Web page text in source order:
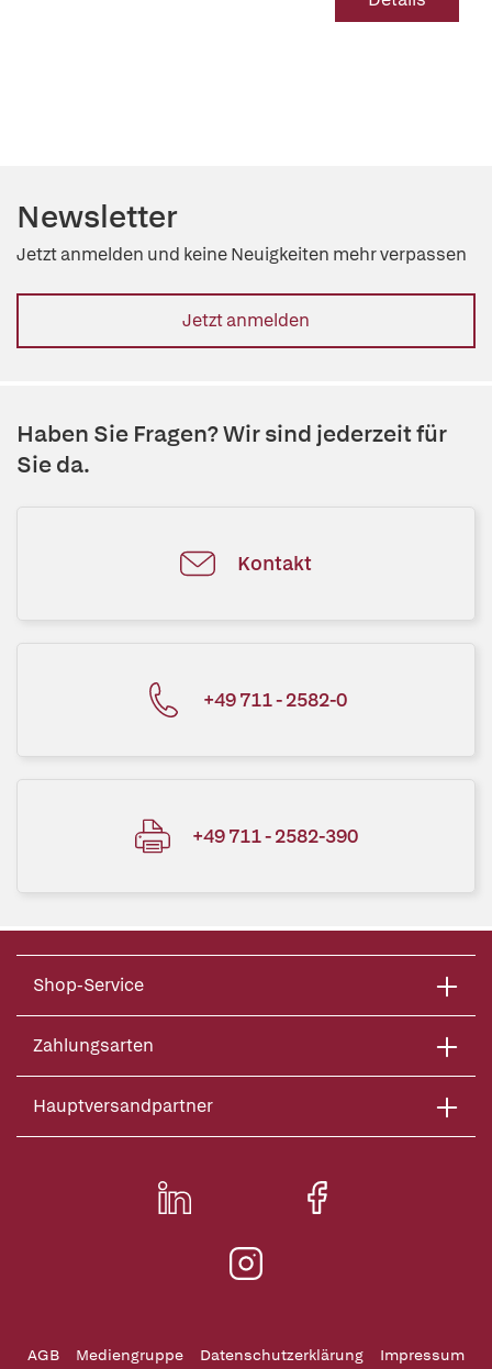
Newsletter
Jetzt anmelden und keine Neuigkeiten mehr verpassen
Jetzt anmelden
Haben Sie Fragen? Wir sind jederzeit für
Sie da.
Kontakt
+49 711 - 2582-0
+49 711 - 2582-390
Shop-Service
Zahlungsarten
Hauptversandpartner
AGB Mediengruppe Datenschutzerklärung Impressum